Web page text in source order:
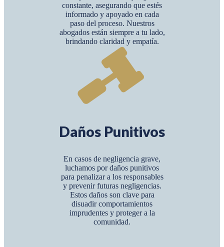
constante, asegurando que estés
informado y apoyado en cada
paso del proceso. Nuestros
abogados están siempre a tu lado,
brindando claridad y empatía.
Daños Punitivos
En casos de negligencia grave,
luchamos por daños punitivos
para penalizar a los responsables
y prevenir futuras negligencias.
Estos daños son clave para
disuadir comportamientos
imprudentes y proteger a la
comunidad.